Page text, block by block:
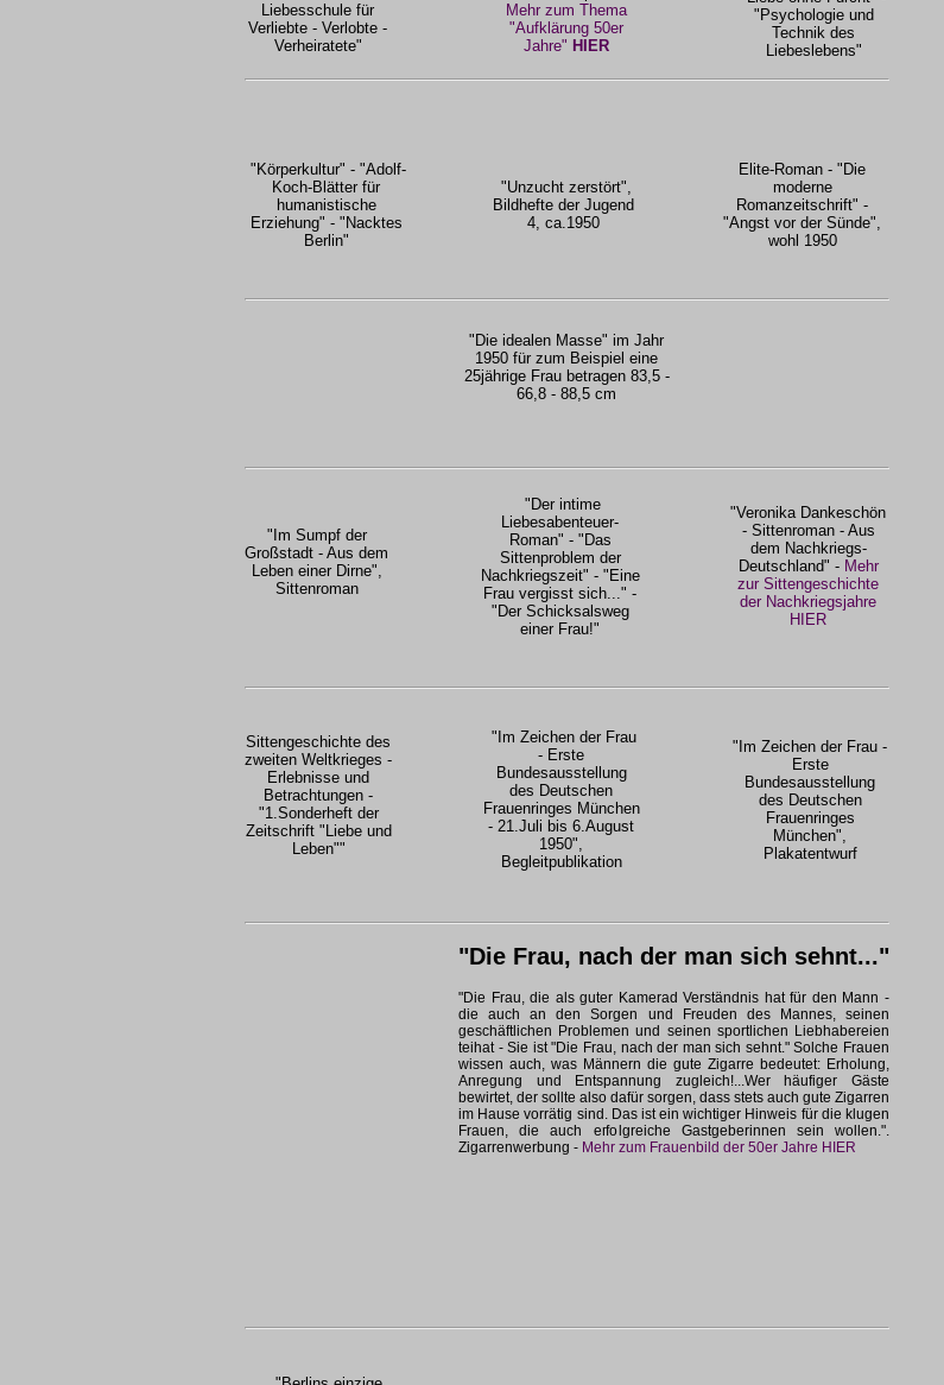
Liebesschule für
Verliebte - Verlobte -
Verheiratete"
Mehr zum Thema
"Aufklärung 50er
Jahre" HIER
"Psychologie und
Technik des
Liebeslebens"
"Körperkultur" - "Adolf-
Koch-Blätter für
humanistische
Erziehung" - "Nacktes
Berlin"
"Unzucht zerstört",
Bildhefte der Jugend
4, ca.1950
Elite-Roman - "Die
moderne
Romanzeitschrift" -
"Angst vor der Sünde",
wohl 1950
"Die idealen Masse" im Jahr
1950 für zum Beispiel eine
25jährige Frau betragen 83,5 -
66,8 - 88,5 cm
"Im Sumpf der
Großstadt - Aus dem
Leben einer Dirne",
Sittenroman
"Der intime
Liebesabenteuer-
Roman" - "Das
Sittenproblem der
Nachkriegszeit" - "Eine
Frau vergisst sich..." -
"Der Schicksalsweg
einer Frau!"
"Veronika Dankeschön
- Sittenroman - Aus
dem Nachkriegs-
Deutschland" - Mehr
zur Sittengeschichte
der Nachkriegsjahre
HIER
Sittengeschichte des
zweiten Weltkrieges -
Erlebnisse und
Betrachtungen -
"1.Sonderheft der
Zeitschrift "Liebe und
Leben""
"Im Zeichen der Frau
- Erste
Bundesausstellung
des Deutschen
Frauenringes München
- 21.Juli bis 6.August
1950",
Begleitpublikation
"Im Zeichen der Frau -
Erste
Bundesausstellung
des Deutschen
Frauenringes
München",
Plakatentwurf
"Die Frau, nach der man sich sehnt..."
"Die Frau, die als guter Kamerad Verständnis hat für den Mann -
die auch an den Sorgen und Freuden des Mannes, seinen
geschäftlichen Problemen und seinen sportlichen Liebhabereien
teihat - Sie ist "Die Frau, nach der man sich sehnt." Solche Frauen
wissen auch, was Männern die gute Zigarre bedeutet: Erholung,
Anregung und Entspannung zugleich!...Wer häufiger Gäste
bewirtet, der sollte also dafür sorgen, dass stets auch gute Zigarren
im Hause vorrätig sind. Das ist ein wichtiger Hinweis für die klugen
Frauen, die auch erfolgreiche Gastgeberinnen sein wollen.".
Zigarrenwerbung - Mehr zum Frauenbild der 50er Jahre HIER